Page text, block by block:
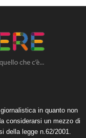
in quanto non
considerarsi un mezzo di
della legge n.62/2001.